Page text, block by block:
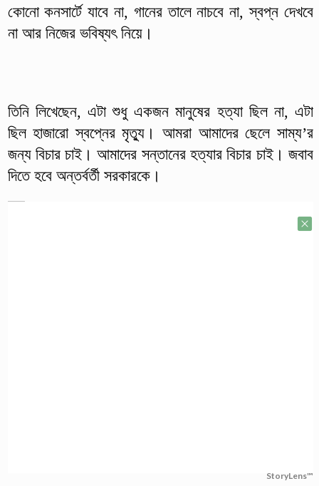
কোনো কনসার্টে যাবে না, গানের তালে নাচবে না, স্বপ্ন দেখবে
না আর নিজের ভবিষ্যৎ নিয়ে।
তিনি লিখেছেন, এটা শুধু একজন মানুষের হত্যা ছিল না, এটা
ছিল হাজারো স্বপ্নের মৃত্যু। আমরা আমাদের ছেলে সাম্য’র
জন্য বিচার চাই। আমাদের সন্তানের হত্যার বিচার চাই। জবাব
দিতে হবে অন্তর্বর্তী সরকারকে।
StoryLens™